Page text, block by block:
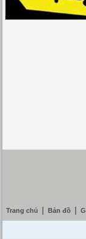
Trang chủ Bản đồ